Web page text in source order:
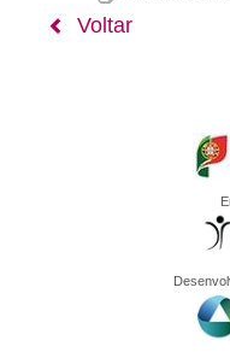
Voltar